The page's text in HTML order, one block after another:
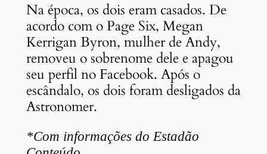
Na época, os dois eram casados. De
acordo com o Page Six, Megan
Kerrigan Byron, mulher de Andy,
removeu o sobrenome dele e apagou
seu perfil no Facebook. Após o
escândalo, os dois foram desligados da
Astronomer.
*Com informações do Estadão